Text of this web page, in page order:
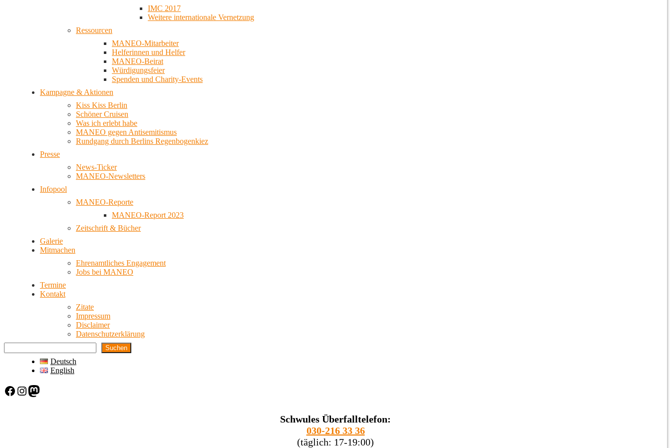
IMC 2017
Weitere internationale Vernetzung
Ressourcen
MANEO-Mitarbeiter
Helferinnen und Helfer
MANEO-Beirat
Würdigungsfeier
Spenden und Charity-Events
Kampagne & Aktionen
Kiss Kiss Berlin
Schöner Cruisen
Was ich erlebt habe
MANEO gegen Antisemitismus
Rundgang durch Berlins Regenbogenkiez
Presse
News-Ticker
MANEO-Newsletters
Infopool
MANEO-Reporte
MANEO-Report 2023
Zeitschrift & Bücher
Galerie
Mitmachen
Ehrenamtliches Engagement
Jobs bei MANEO
Termine
Kontakt
Zitate
Impressum
Disclaimer
Datenschutzerklärung
Suchen
Deutsch
English
Facebook Instagram Mastodon
Schwules Überfalltelefon:
030-216 33 36
(täglich: 17-19:00)